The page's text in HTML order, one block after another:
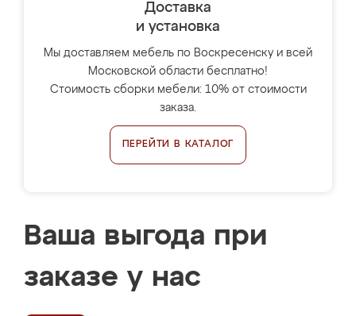
Доставка
и установка
Мы доставляем мебель по Воскресенску и всей
Московской области бесплатно!
Стоимость сборки мебели: 10% от стоимости
заказа.
ПЕРЕЙТИ В КАТАЛОГ
Ваша выгода при
заказе у нас